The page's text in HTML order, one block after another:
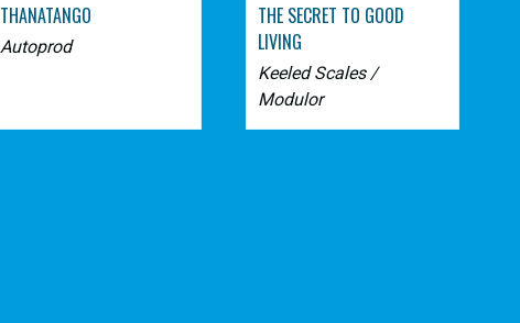
THANATANGO
Autoprod
THE SECRET TO GOOD
LIVING
Keeled Scales /
Modulor